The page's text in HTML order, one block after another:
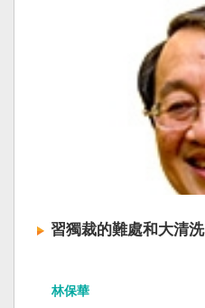
習獨裁的難處和大清洗
林保華